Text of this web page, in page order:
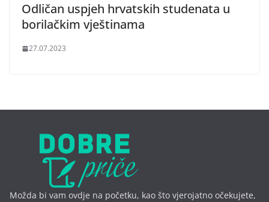
Odličan uspjeh hrvatskih studenata u
borilačkim vještinama
27.07.2023
Možda bi vam ovdje na početku, kao što vjerojatno očekujete,